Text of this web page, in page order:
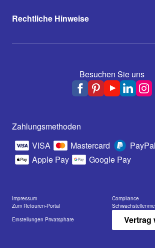
Rechtliche Hinweise
Besuchen Sie uns
Zahlungsmethoden
VISA
Mastercard
PayPal
Apple Pay
Google Pay
Impressum
Compliance
Zum Retouren-Portal
Einstellungen Privatsphäre
Vertrag